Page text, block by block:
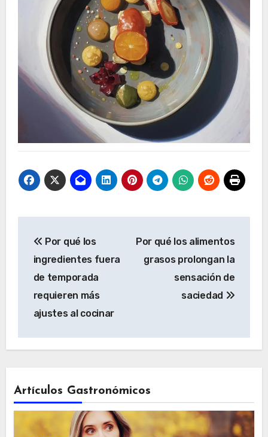
de
entradas
Por qué los
ingredientes fuera
de temporada
requieren más
ajustes al cocinar
Por qué los alimentos
grasos prolongan la
sensación de
saciedad
Artículos Gastronómicos